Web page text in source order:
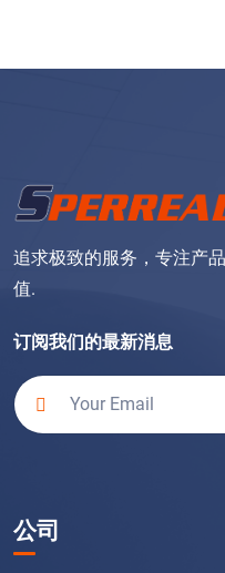
追求极致的服务，专注产
值.
订阅我们的最新消息
公司